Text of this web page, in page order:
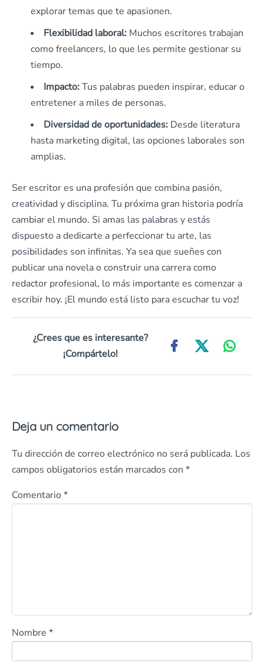
explorar temas que te apasionen.
Flexibilidad laboral: Muchos escritores trabajan
como freelancers, lo que les permite gestionar su
tiempo.
Impacto:Tus palabras pueden inspirar, educar o
entretener a miles de personas.
Diversidad de oportunidades: Desde literatura
hasta marketing digital, las opciones laborales son
amplias.
Ser escritor es una profesión que combina pasión,
creatividad y disciplina. Tu próxima gran historia podría
cambiar el mundo. Si amas las palabras y estás
dispuesto a dedicarte a perfeccionar tu arte, las
posibilidades son infinitas. Ya sea que sueñes con
publicar una novela o construir una carrera como
redactor profesional, lo más importante es comenzar a
escribir hoy. ¡El mundo está listo para escuchar tu voz!
¿Crees que es interesante?
¡Compártelo!
Deja un comentario
Tu dirección de correo electrónico no será publicada. Los
campos obligatorios están marcados con *
Comentario *
Nombre *